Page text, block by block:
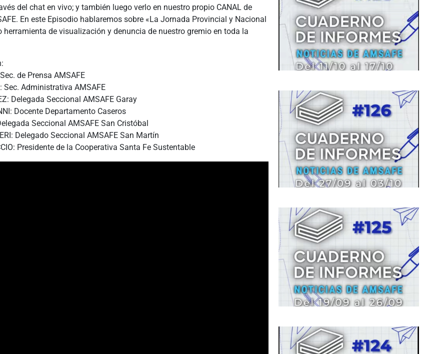
del chat en vivo; y también luego verlo en nuestro propio CANAL de
En este Episodio hablaremos sobre «La Jornada Provincial y Nacional
herramienta de visualización y denuncia de nuestro gremio en toda la
de Prensa AMSAFE
Sec. Administrativa AMSAFE
Delegada Seccional AMSAFE Garay
Docente Departamento Caseros
Seccional AMSAFE San Cristóbal
Delegado Seccional AMSAFE San Martín
Presidente de la Cooperativa Santa Fe Sustentable